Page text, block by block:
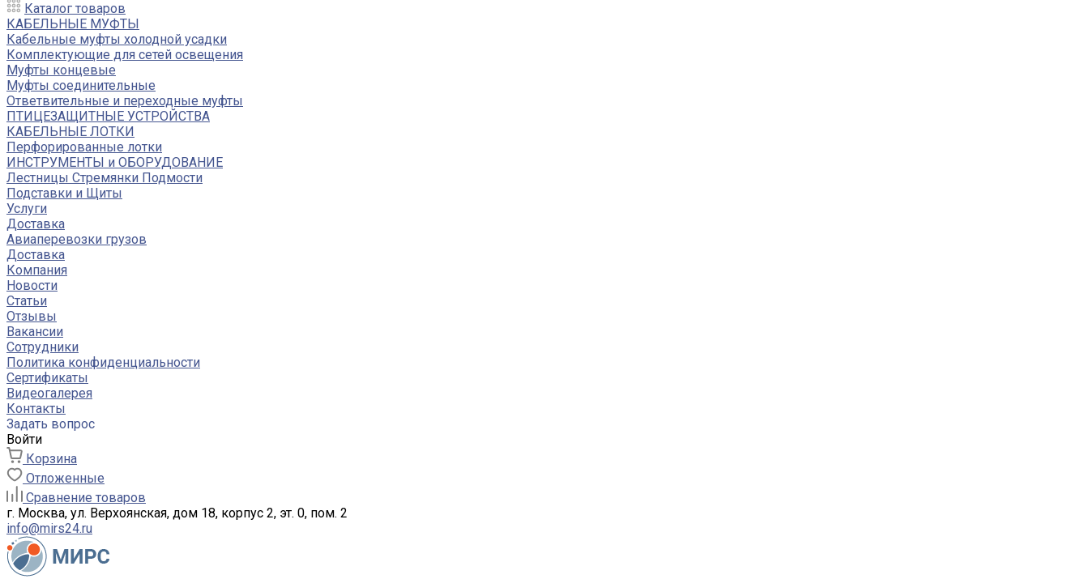
Каталог товаров
КАБЕЛЬНЫЕ МУФТЫ
Кабельные муфты холодной усадки
Комплектующие для сетей освещения
Муфты концевые
Муфты соединительные
Ответвительные и переходные муфты
ПТИЦЕЗАЩИТНЫЕ УСТРОЙСТВА
КАБЕЛЬНЫЕ ЛОТКИ
Перфорированные лотки
ИНСТРУМЕНТЫ и ОБОРУДОВАНИЕ
Лестницы Стремянки Подмости
Подставки и Щиты
Услуги
Доставка
Авиаперевозки грузов
Доставка
Компания
Новости
Статьи
Отзывы
Вакансии
Сотрудники
Политика конфиденциальности
Сертификаты
Видеогалерея
Контакты
Задать вопрос
Войти
Корзина
Отложенные
Сравнение товаров
г. Москва, ул. Верхоянская, дом 18, корпус 2, эт. 0, пом. 2
info@mirs24.ru